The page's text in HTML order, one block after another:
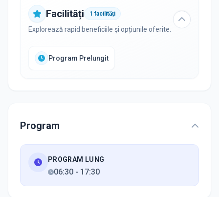
Facilități 1 facilități
Explorează rapid beneficiile și opțiunile oferite.
Program Prelungit
Program
PROGRAM LUNG
06:30 - 17:30